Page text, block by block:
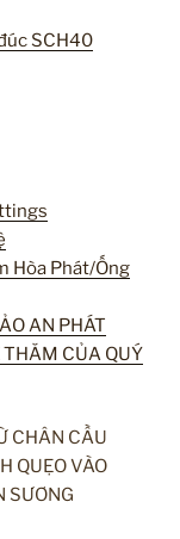
SCH40
Hòa Phát/Ống
AN PHÁT
THĂM CỦA QUÝ
CHÂN CẦU
QUẸO VÀO
SƯƠNG